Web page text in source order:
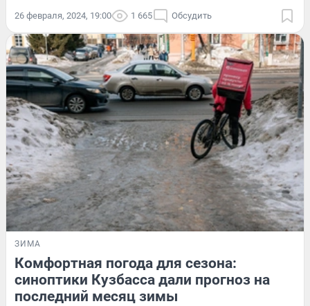
26 февраля, 2024, 19:00 1 665 Обсудить
ЗИМА
Комфортная погода для сезона:
синоптики Кузбасса дали прогноз на
последний месяц зимы